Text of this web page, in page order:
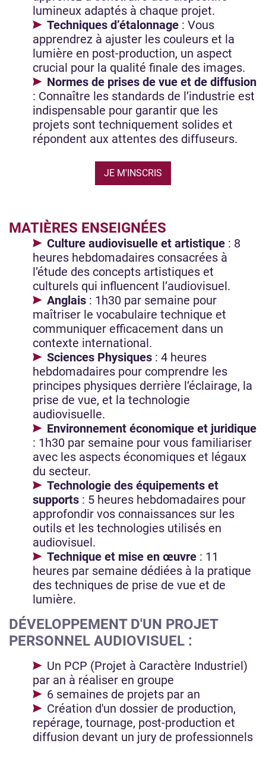
lumineux adaptés à chaque projet.
Techniques d’étalonnage : Vous
apprendrez à ajuster les couleurs et la
lumière en post-production, un aspect
crucial pour la qualité finale des images.
Normes de prises de vue et de diffusion
: Connaître les standards de l’industrie est
indispensable pour garantir que les
projets sont techniquement solides et
répondent aux attentes des diffuseurs.
JE M'INSCRIS
MATIÈRES ENSEIGNÉES
Culture audiovisuelle et artistique : 8
heures hebdomadaires consacrées à
l’étude des concepts artistiques et
culturels qui influencent l’audiovisuel.
Anglais : 1h30 par semaine pour
maîtriser le vocabulaire technique et
communiquer efficacement dans un
contexte international.
Sciences Physiques : 4 heures
hebdomadaires pour comprendre les
principes physiques derrière l’éclairage, la
prise de vue, et la technologie
audiovisuelle.
Environnement économique et juridique
: 1h30 par semaine pour vous familiariser
avec les aspects économiques et légaux
du secteur.
Technologie des équipements et
supports : 5 heures hebdomadaires pour
approfondir vos connaissances sur les
outils et les technologies utilisés en
audiovisuel.
Technique et mise en œuvre : 11
heures par semaine dédiées à la pratique
des techniques de prise de vue et de
lumière.
DÉVELOPPEMENT D'UN PROJET
PERSONNEL AUDIOVISUEL :
Un PCP (Projet à Caractère Industriel)
par an à réaliser en groupe
6 semaines de projets par an
Création d'un dossier de production,
repérage, tournage, post-production et
diffusion devant un jury de professionnels